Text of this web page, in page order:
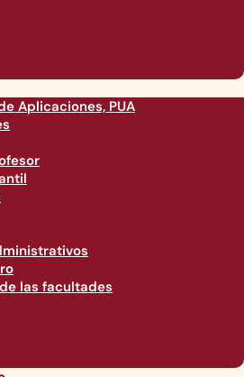
Aplicaciones, PUA
las facultades